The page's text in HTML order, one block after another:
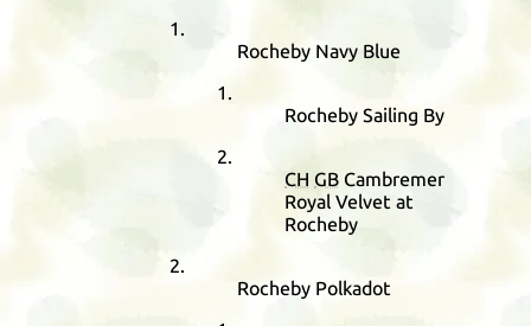
Rocheby Navy Blue
Rocheby Sailing By
CH GB Cambremer
Royal Velvet at
Rocheby
Rocheby Polkadot